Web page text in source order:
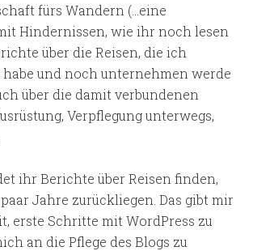
fürs Wandern (…eine
Hindernissen, wie ihr noch lesen
über die Reisen, die ich
und noch unternehmen werde
über die damit verbundenen
Verpflegung unterwegs,
ihr Berichte über Reisen finden,
Jahre zurückliegen. Das gibt mir
erste Schritte mit WordPress zu
an die Pflege des Blogs zu